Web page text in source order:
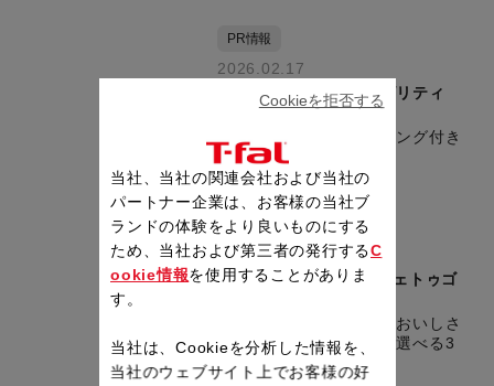
PR情報
2026.02.17
持ち手リング付き「モビリティ
マグ」発売！
持ち運びやすい持ち手リング付き
の真空マグボトル
PR情報
2026.02.17
3WAYタンブラー「カフェトゥゴ
カフェ感覚でいれたてのおいしさ
をそのままに。飲み方を選べる3
WAYタンブラー
当社、当社の関連会社および当社の
パートナー企業は、お客様の当社ブ
ランドの体験をより良いものにする
ため、当社および第三者の発行するC
ookie情報を使用することがありま
す。
当社は、Cookieを分析した情報を、
当社のウェブサイト上でお客様の好
Cookieを拒否する